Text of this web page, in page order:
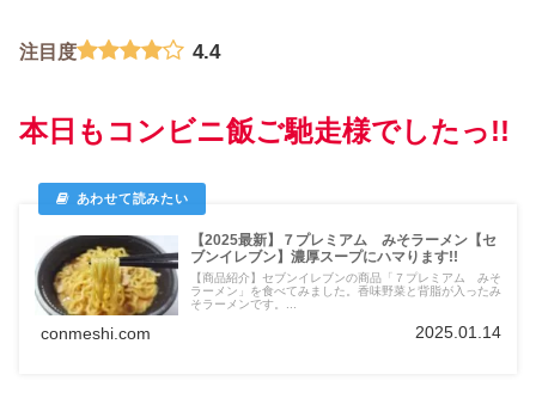
注目度 4.4
本日もコンビニ飯ご馳走様でしたっ!!
【2025最新】７プレミアム みそラーメン【セ
ブンイレブン】濃厚スープにハマります!!
【商品紹介】セブンイレブンの商品「７プレミアム みそ
ラーメン」を食べてみました。香味野菜と背脂が入ったみ
そラーメンです。...
conmeshi.com 2025.01.14